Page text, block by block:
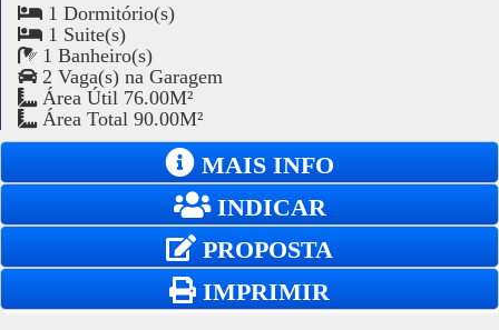
1 Dormitório(s)
1 Suite(s)
1 Banheiro(s)
2 Vaga(s) na Garagem
Área Útil 76.00M²
Área Total 90.00M²
MAIS INFO
INDICAR
PROPOSTA
IMPRIMIR